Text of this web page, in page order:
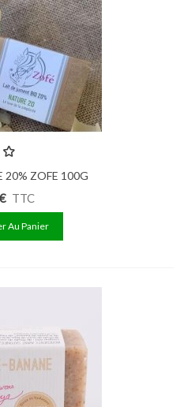
20% ZOFE 100G
TTC
Au Panier